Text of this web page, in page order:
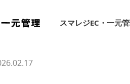
スマレジEC・一元